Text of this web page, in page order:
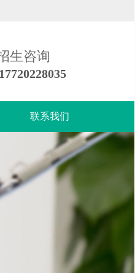
生咨询
17720228035
联系我们